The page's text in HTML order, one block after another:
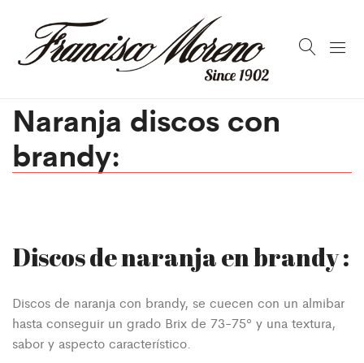
Naranja discos con
brandy:
Discos de naranja en brandy :
Discos de naranja con brandy, se cuecen con un almibar
hasta conseguir un grado Brix de 73-75º y una textura,
sabor y aspecto característico.